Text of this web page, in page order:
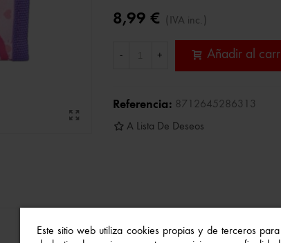
Este sitio web utiliza cookies propias y de terceros
8,99 € (IVA inc.)
- + Añadir al
Referencia: 8712645286313
A Lista De Deseos